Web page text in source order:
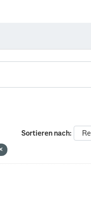
Sortieren nach